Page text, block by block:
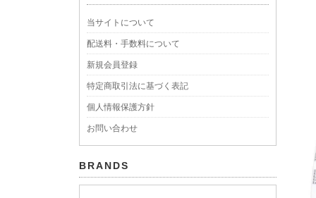
当サイトについて
配送料・手数料について
新規会員登録
特定商取引法に基づく表記
個人情報保護方針
お問い合わせ
BRANDS